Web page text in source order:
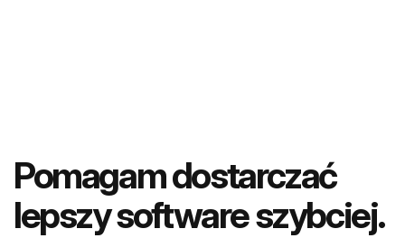
Pomagam dostarczać
lepszy software szybciej.